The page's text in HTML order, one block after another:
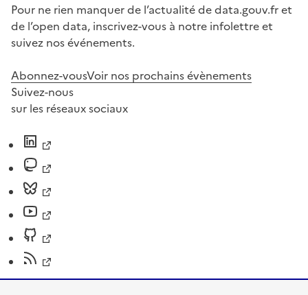
Pour ne rien manquer de l’actualité de data.gouv.fr et
de l’open data, inscrivez-vous à notre infolettre et
suivez nos événements.
Abonnez-vousVoir nos prochains évènements
Suivez-nous
sur les réseaux sociaux